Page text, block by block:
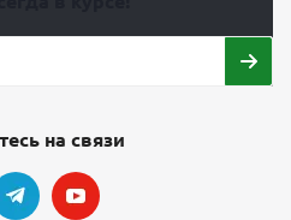
на связи